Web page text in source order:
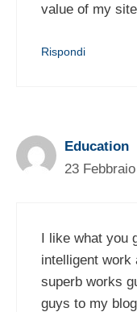
value of my site
Rispondi
Education
23
I like what you
intelligent work
superb works
guys to my